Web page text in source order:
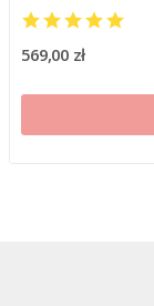
569,00 zł